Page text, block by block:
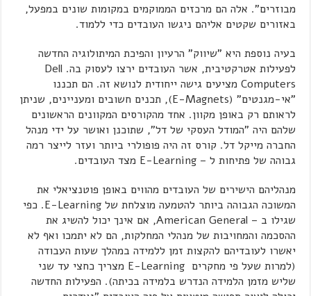
מבוזרים". אלה הם מרכזים הממוקמים במקומות שונים במפעל,
באזורים שקטים אליהם ניגשו העובדים כדי ללמוד.
בעיה נוספת היא "שיווק" הרעיון והפיכת המיתולוגיה החדשה
לפעילות אטרקטיבית, אשר העובדים ירצו לעסוק בה. Dell
Computers מציעים גישה ייחודית לנושא זה. הם תכננו
"אי-מגנטים" (E-Magnets), תכנים חשובים ומעניינים, שניתן
לראותם רק באופן מקוון. אחד מהקורסים המקוונים הראשונים
שלהם היה "המודל העסקי של דל", שתוכנן ואושר על ידי מנהל
החברה מייקל דל. קורס זה היה פופולרי ביותר ועזר לייצר רמה
גבוהה של פתיחות ל – E-Learning מצד העובדים.
מנהליהם הישירים של העובדים מהווים באופן פוטנציאלי את
המשוכה הגבוהה ביותר להטמעה מוצלחת של E-Learning. כפי
שגילו ב – American General, אם אינך יכול להשיג את
ההסכמה והמחויבות של מנהלי המחלקות, הם לא יתמכו ואף לא
יאשרו לעובדיהם להקצות זמן ללמידה במהלך שעות העבודה
(למרות שעל פי מחקרים E-Learning מצריך כחצי עד שני
שליש מזמן הלמידה הנדרש בלמידה בכיתה). הפעילות החדשה